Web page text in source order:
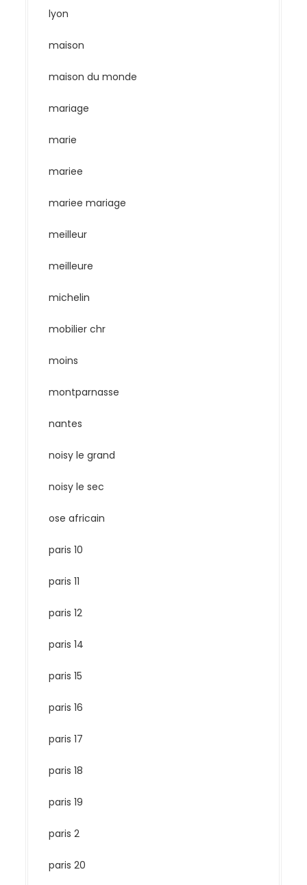
lyon
maison
maison du monde
mariage
marie
mariee
mariee mariage
meilleur
meilleure
michelin
mobilier chr
moins
montparnasse
nantes
noisy le grand
noisy le sec
ose africain
paris 10
paris 11
paris 12
paris 14
paris 15
paris 16
paris 17
paris 18
paris 19
paris 2
paris 20